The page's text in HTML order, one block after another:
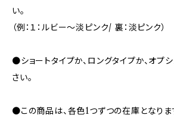
い。
（例：１：ルビー～淡ピンク/ 裏：淡ピンク）
●ショートタイプか、ロングタイプか、オプ
さい。
●この商品は、各色1つずつの在庫となりま